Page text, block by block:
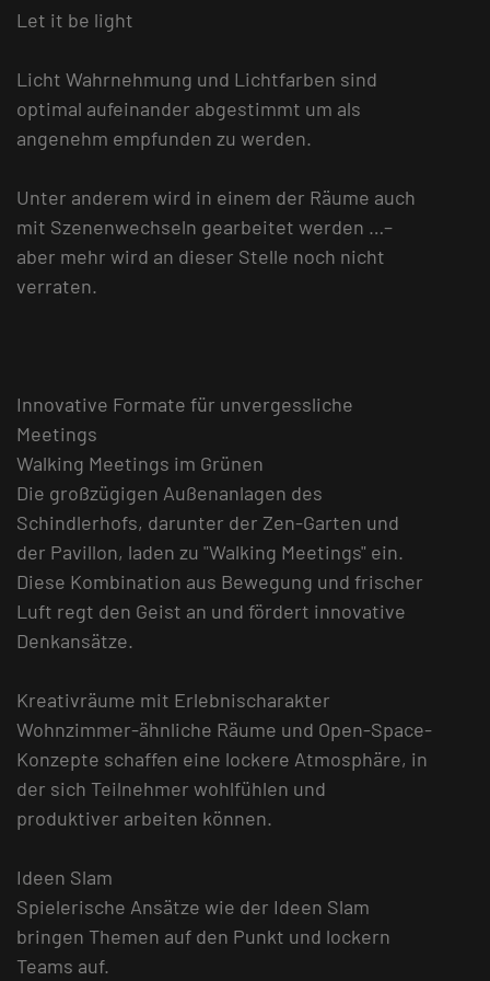
Let it be light
Licht Wahrnehmung und Lichtfarben sind
optimal aufeinander abgestimmt um als
angenehm empfunden zu werden.
Unter anderem wird in einem der Räume auch
mit Szenenwechseln gearbeitet werden …–
aber mehr wird an dieser Stelle noch nicht
verraten.
Innovative Formate für unvergessliche
Meetings
Walking Meetings im Grünen
Die großzügigen Außenanlagen des
Schindlerhofs, darunter der Zen-Garten und
der Pavillon, laden zu "Walking Meetings" ein.
Diese Kombination aus Bewegung und frischer
Luft regt den Geist an und fördert innovative
Denkansätze.
Kreativräume mit Erlebnischarakter
Wohnzimmer-ähnliche Räume und Open-Space-
Konzepte schaffen eine lockere Atmosphäre, in
der sich Teilnehmer wohlfühlen und
produktiver arbeiten können.
Ideen Slam
Spielerische Ansätze wie der Ideen Slam
bringen Themen auf den Punkt und lockern
Teams auf.